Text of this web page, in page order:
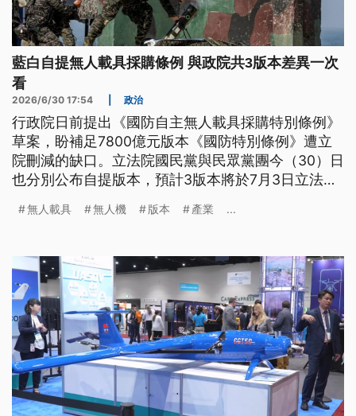
藍白自提無人載具採購條例 與政院共3版本差異一次
看
2026/6/30 17:54 政治
行政院日前提出《國防自主無人載具採購特別條例》
草案，盼補足7800億元版本《國防特別條例》遭立
院刪減的缺口。立法院國民黨與民眾黨團今（30）日
也分別公布自提版本，預計3版本將於7月3日立法院
有何不同？又有哪些缺點？
無人載具 無人機 版本 產業 ...